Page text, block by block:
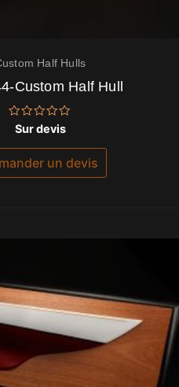
Half Hulls
Custom Half Hull
Note
sur
Sur devis
un devis